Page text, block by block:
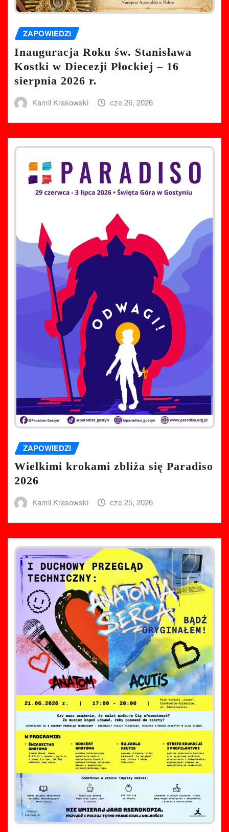
ZAPOWIEDZI
Inauguracja Roku św. Stanisława
Kostki w Diecezji Płockiej – 16
sierpnia 2026 r.
Kamil Krasowski cze 26, 2026
ZAPOWIEDZI
Wielkimi krokami zbliża się Paradiso
2026
Kamil Krasowski cze 25, 2026